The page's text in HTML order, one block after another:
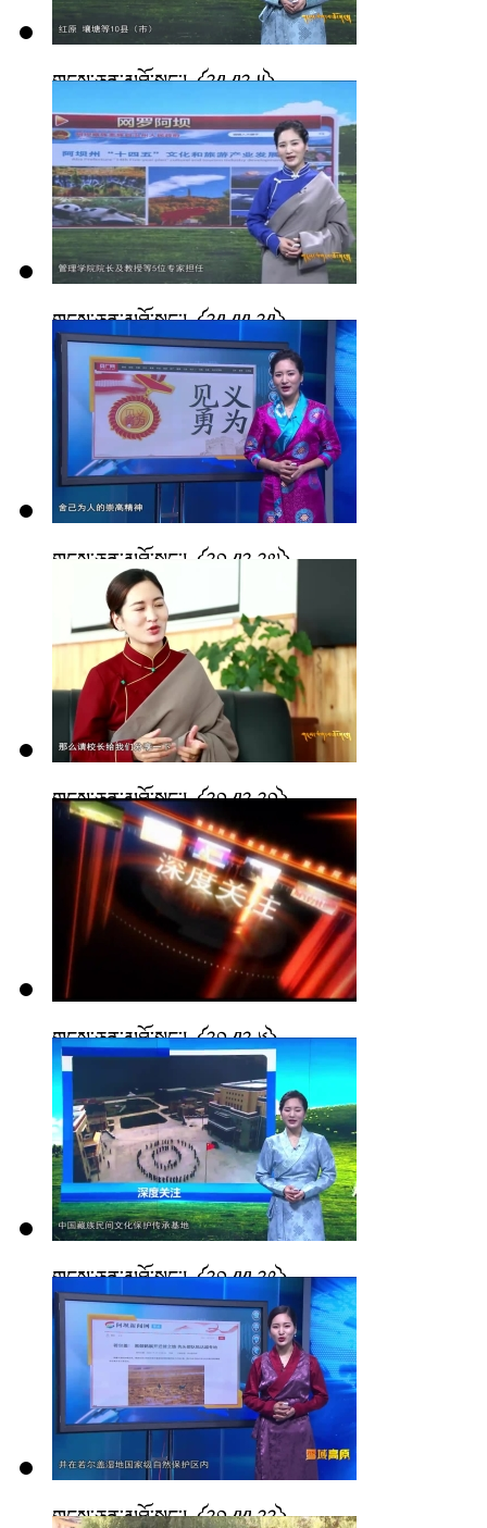
གངས་ཅན་མཐོ་སྒང་། ༼༢༡.༡༢.༥༽
གངས་ཅན་མཐོ་སྒང་། ༼༢༡.༡༡.༢༡༽
གངས་ཅན་མཐོ་སྒང་། ༼༢༠.༡༢.༢༧༽
གངས་ཅན་མཐོ་སྒང་། ༼༢༠.༡༢.༢༠༽
གངས་ཅན་མཐོ་སྒང་། ༼༢༠.༡༢.༦༽
གངས་ཅན་མཐོ་སྒང་། ༼༢༠.༡༡.༢༩༽
གངས་ཅན་མཐོ་སྒང་། ༼༢༠.༡༡.༢༢༽